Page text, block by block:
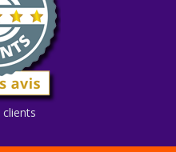
clients